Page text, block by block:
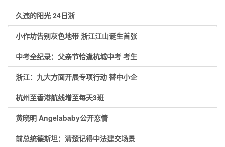
久违的阳光 24日浙
小作坊告别灰色地带 浙江江山诞生首张
中考全纪录：父亲节恰逢杭城中考 考生
浙江：九大方面开展专项行动 替中小企
杭州至香港航线增至每天3班
黄晓明 Angelababy公开恋情
前总统德斯坦：清楚记得中法建交场景